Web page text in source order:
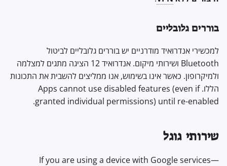
בוררים גלובליים
למכשירי אנדרואיד מודרניים יש בוררים גלובליים לביטול
Bluetooth ושירותי מיקום. אנדרואיד 12 הציגה מתגים למצלמה
ולמיקרופון. כאשר אינו בשימוש, אנו ממליצים להשבית את התכונות
הללו. Apps cannot use disabled features (even if
granted individual permissions) until re-enabled.
שירותי גוגל
If you are using a device with Google services—